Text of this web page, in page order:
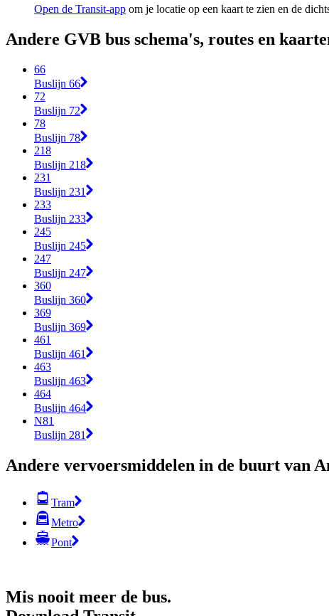
Open de Transit-app om je locatie op een kaart te zien en de
Andere GVB bus schema's, routes en
66
Buslijn 66
72
Buslijn 72
78
Buslijn 78
218
Buslijn 218
231
Buslijn 231
233
Buslijn 233
245
Buslijn 245
247
Buslijn 247
360
Buslijn 360
369
Buslijn 369
461
Buslijn 461
463
Buslijn 463
464
Buslijn 464
N81
Buslijn 281
Andere vervoersmiddelen in de buurt van
Tram
Metro
Pont
Mis nooit meer de bus.